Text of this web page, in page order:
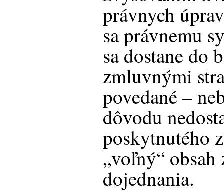
právnych
sa právnemu
sa dostane do
zmluvnými
povedané –
dôvodu
poskytnutého
„voľný“
dojednania.